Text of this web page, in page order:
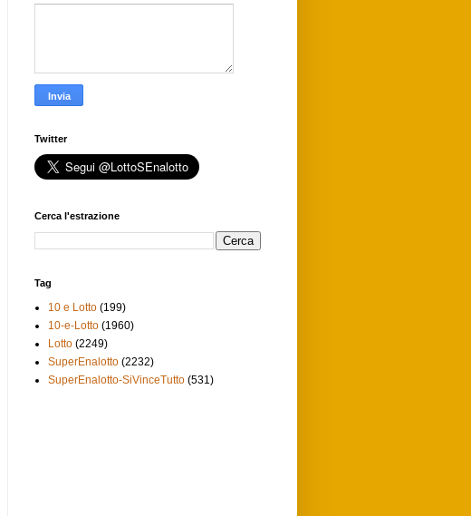
Twitter
Cerca l'estrazione
Tag
10 e Lotto (199)
10-e-Lotto (1960)
Lotto (2249)
SuperEnalotto (2232)
SuperEnalotto-SiVinceTutto (531)